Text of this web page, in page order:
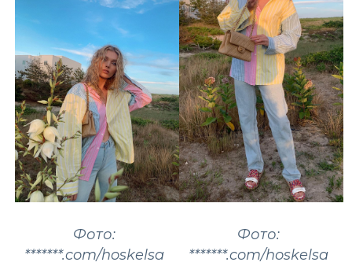
Фото:
*******.com/hoskelsa
Фото:
*******.com/hoskelsa